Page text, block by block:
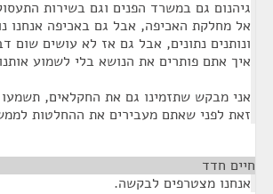
גיהנום גם במשרד הפנים וגם בשירות
אל מחלקת האכיפה, אבל גם באכיפה אנחנו
ונותנים נתונים, אבל גם אז לא עושים שום
איך אתם פותרים את הנושא בלי לשמוע
אני מבקש שתזמינו גם את החקלאים,
זאת לפני שאתם מעבירים את ההחלטות
חיים חדד
אנחנו מצטרפים לבקשה.